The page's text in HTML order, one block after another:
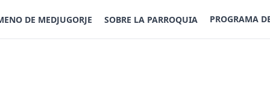
DE MEDJUGORJE SOBRE LA PARROQUIA PROGRAMA